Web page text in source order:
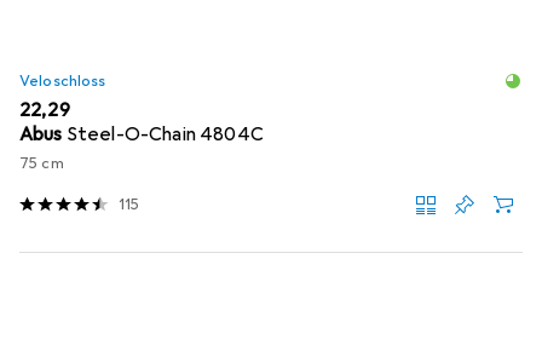
Veloschloss
EUR
22,29
Abus Steel-O-Chain 4804C
75 cm
115